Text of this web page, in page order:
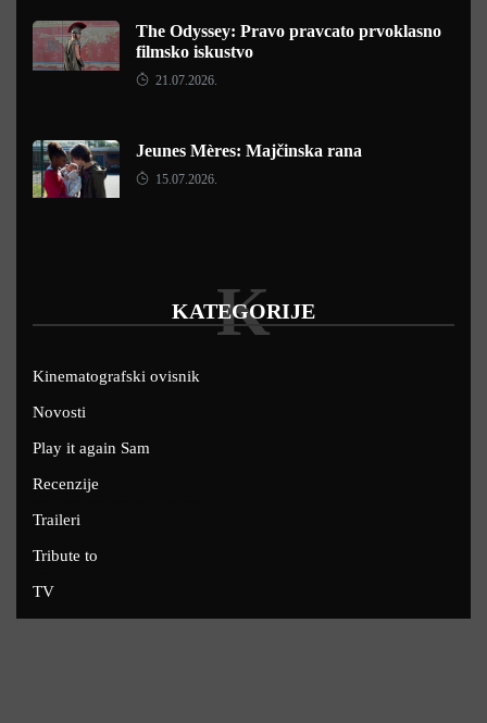
The Odyssey: Pravo pravcato prvoklasno
filmsko iskustvo
21.07.2026.
Jeunes Mères: Majčinska rana
15.07.2026.
KATEGORIJE
K
Kinematografski ovisnik
Novosti
Play it again Sam
Recenzije
Traileri
Tribute to
TV